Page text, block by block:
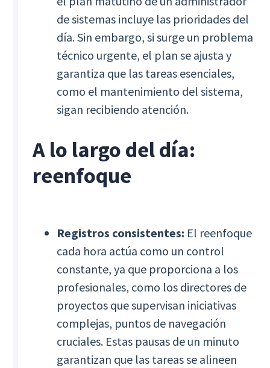
de sistemas incluye las prioridades del
día. Sin embargo, si surge un problema
técnico urgente, el plan se ajusta y
garantiza que las tareas esenciales,
como el mantenimiento del sistema,
sigan recibiendo atención.
A lo largo del día:
reenfoque
Registros consistentes: El reenfoque
cada hora actúa como un control
constante, ya que proporciona a los
profesionales, como los directores de
proyectos que supervisan iniciativas
complejas, puntos de navegación
cruciales. Estas pausas de un minuto
garantizan que las tareas se alineen